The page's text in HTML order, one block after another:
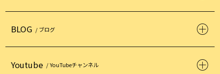
BLOG / ブログ
Youtube / YouTubeチャンネル